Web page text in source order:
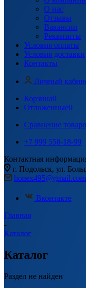
О нас
Отзывы
Вакансии
Реквизиты
Условия оплаты
Условия доставки
Контакты
Личный
Корзина0
Отложенные0
Сравнение
+7 999 558-18-99
Контактная
г. Подольск, ул.
honex495@gmail.com
Вконтакте
Главная
-
Каталог
Каталог
Раздел не найден